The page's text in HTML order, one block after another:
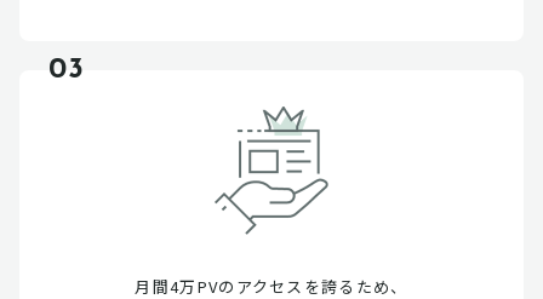
03
月間4万PVのアクセスを誇るため、